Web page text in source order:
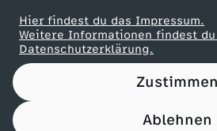
Hier findest du das Impressum.
Weitere Informationen findest
Datenschutzerklärung.
Zustimmen
Ablehnen
Partner